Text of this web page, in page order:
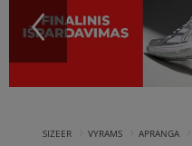
SIZEER VYRAMS APRANGA